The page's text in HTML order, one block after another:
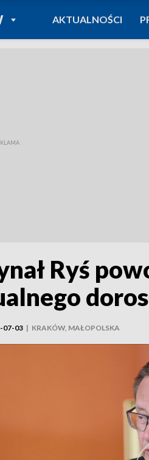
DO
AKTUALNOŚCI
Ryś
07-03 | KRAKÓW, MAŁOPOLSKA